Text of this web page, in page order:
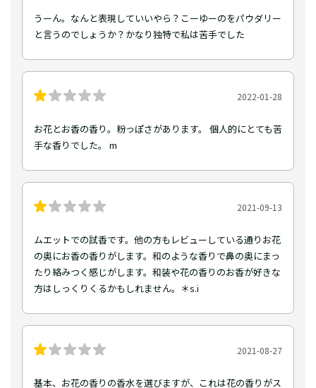
うーん。なんと表現していいやら？こーゆーのをパウダリー
と言うのでしょうか？かなり独特で私は苦手でした
2022-01-28
お花とお香の香り。粉っぽさがあります。 個人的にとても苦
手な香りでした。 m
2021-09-13
ムエットでの試香です。他の方もレビューしている通りお花
の奥にお香の香りがします。和のような香りで鼻の奥にまっ
たり絡みつく感じがします。和装や花の香りのお香が好きな
方はしっくりくるかもしれません。＊s.i
2021-08-27
基本、お花の香りの香水を選びますが、これは花の香りがス